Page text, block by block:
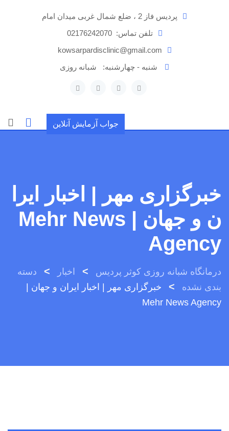
پردیس فاز 2 ، ضلع شمال غربی میدان امام
تلفن تماس:02176242070
kowsarpardisclinic@gmail.com
شنبه - چهارشنبه:
شبانه روزی
جواب آزمایش آنلاین
خبرگزاری مهر | اخبار ایرا
ن و جهان | Mehr News
Agency
درمانگاه شبانه روزی کوثر پردیس > اخبار >
دسته
بندی نشده
>
خبرگزاری مهر | اخبار ایران و جهان |
Mehr News Agency